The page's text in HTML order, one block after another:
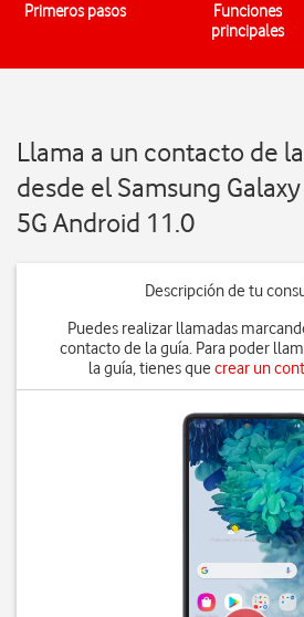
Primeros pasos
Funciones
principales
Llama a un contacto de
desde el Samsung Galaxy
5G Android 11.0
Descripción de tu
Puedes realizar llamadas
contacto de la guía. Para poder
la guía, tienes que crear un